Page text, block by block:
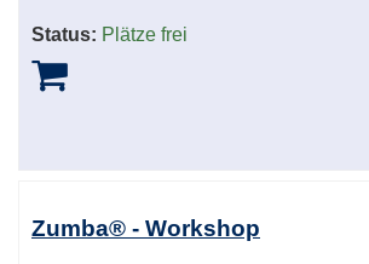
Status: Plätze frei
Zumba® - Workshop